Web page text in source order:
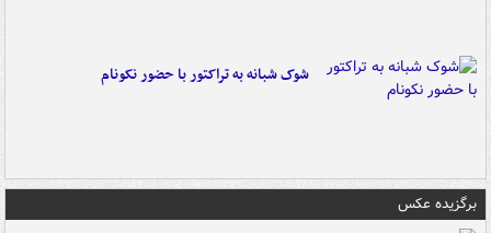
شوک شبانه به تراکتور با حضور نکونام
برگزیده عکس